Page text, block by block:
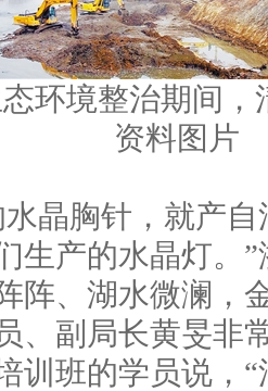
环境整治期间
资料图片
胸针，就产自
生产的水晶灯。
阵、湖水微澜，
、副局长黄旻非
训班的学员说，“